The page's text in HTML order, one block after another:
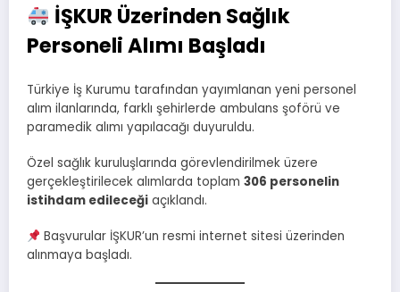
İŞKUR Üzerinden Sağlık
Personeli Alımı Başladı
Türkiye İş Kurumu tarafından yayımlanan yeni personel
alım ilanlarında, farklı şehirlerde ambulans şoförü ve
paramedik alımı yapılacağı duyuruldu.
Özel sağlık kuruluşlarında görevlendirilmek üzere
gerçekleştirilecek alımlarda toplam 306 personelin
istihdam edileceği açıklandı.
Başvurular İŞKUR’un resmi internet sitesi üzerinden
alınmaya başladı.